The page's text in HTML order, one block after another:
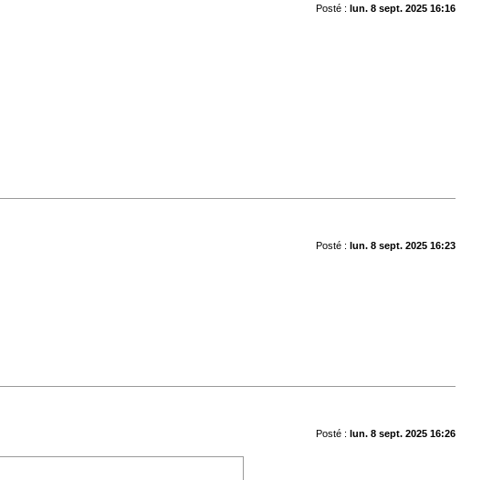
Posté : lun. 8 sept. 2025 16:16
Posté : lun. 8 sept. 2025 16:23
Posté : lun. 8 sept. 2025 16:26